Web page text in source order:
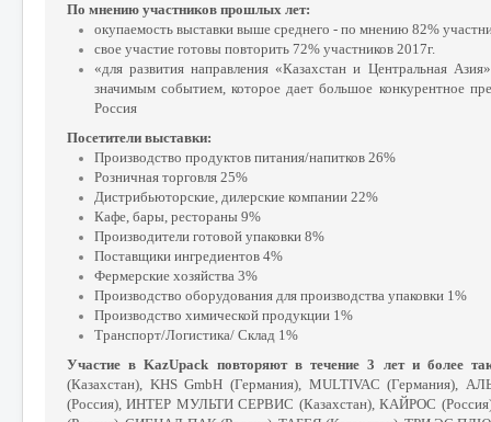
По мнению участников прошлых лет:
окупаемость выставки выше среднего - по мнению 82%
свое участие готовы повторить 72% участников 2017г.
«для развития направления «Казахстан и Центральная
значимым событием, которое дает большое конкурентное
Россия
Посетители выставки:
Производство продуктов питания/напитков 26%
Розничная торговля 25%
Дистрибьюторские, дилерские компании 22%
Кафе, бары, рестораны 9%
Производители готовой упаковки 8%
Поставщики ингредиентов 4%
Фермерские хозяйства 3%
Производство оборудования для производства упаковки 1%
Производство химической продукции 1%
Транспорт/Логистика/ Склад 1%
Участие в KazUpack повторяют в течение 3 лет и более
(Казахстан), KHS GmbH (Германия), MULTIVAC (Германия),
(Россия), ИНТЕР МУЛЬТИ СЕРВИС (Казахстан), КАЙРОС